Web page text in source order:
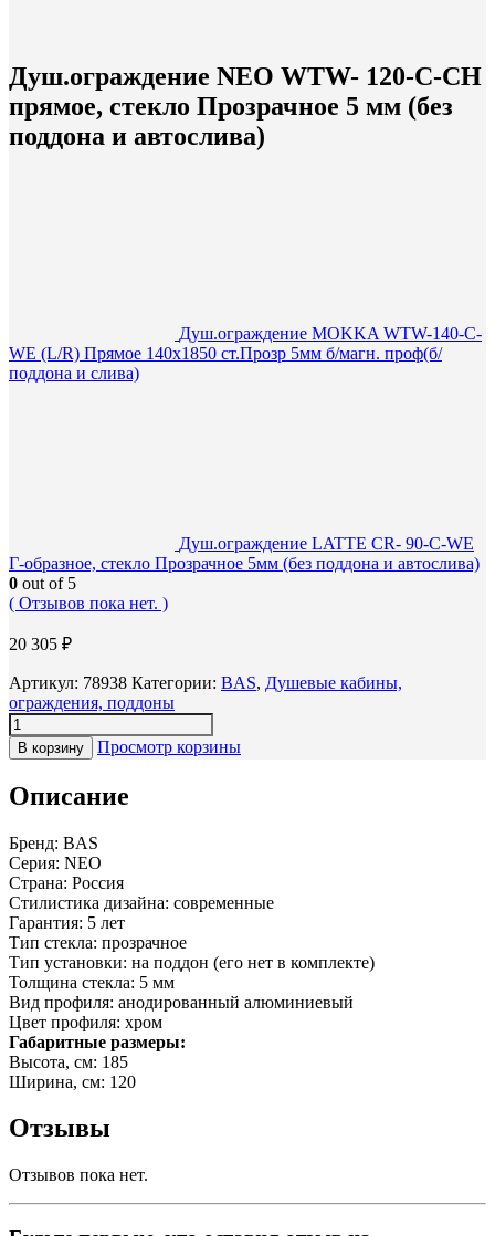
Душ.ограждение NEO WTW- 120-C-CH
прямое, стекло Прозрачное 5 мм (без
поддона и автослива)
Душ.ограждение MOKKA WTW-140-С-
WE (L/R) Прямое 140х1850 ст.Прозр 5мм б/магн. проф(б/
поддона и слива)
Душ.ограждение LATTE CR- 90-C-WE
Г-образное, стекло Прозрачное 5мм (без поддона и автослива)
0 out of 5
( Отзывов пока нет. )
20 305 ₽
Артикул: 78938 Категории: BAS, Душевые кабины,
ограждения, поддоны
В корзину Просмотр корзины
Описание
Бренд: BAS
Серия: NEO
Страна: Россия
Стилистика дизайна: современные
Гарантия: 5 лет
Тип стекла: прозрачное
Тип установки: на поддон (его нет в комплекте)
Толщина стекла: 5 мм
Вид профиля: анодированный алюминиевый
Цвет профиля: хром
Габаритные размеры:
Высота, см: 185
Ширина, см: 120
Отзывы
Отзывов пока нет.